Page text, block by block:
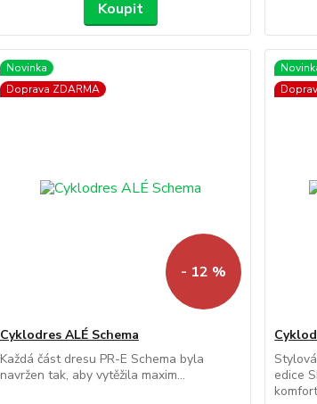
Koupit
Novinka
Doprava ZDARMA
- 12 %
Cyklodres ALÉ Schema
Každá část dresu PR-E Schema byla
navržen tak, aby vytěžila maxim...
edice